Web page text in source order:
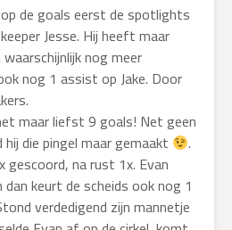
de goals eerst de spotlights
Jesse. Hij heeft maar
nog meer
nog 1 assist op Jake. Door
maar liefst 9 goals! Net geen
die pingel maar gemaakt
.
gescoord, na rust 1x. Evan
keurt de scheids ook nog 1
verdedigend zijn mannetje